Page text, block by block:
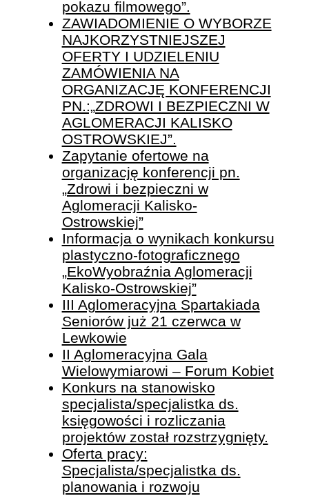
pokazu filmowego”.
ZAWIADOMIENIE O WYBORZE
NAJKORZYSTNIEJSZEJ
OFERTY I UDZIELENIU
ZAMÓWIENIA NA
ORGANIZACJĘ KONFERENCJI
PN.:„ZDROWI I BEZPIECZNI W
AGLOMERACJI KALISKO
OSTROWSKIEJ”.
Zapytanie ofertowe na
organizację konferencji pn.
„Zdrowi i bezpieczni w
Aglomeracji Kalisko-
Ostrowskiej”
Informacja o wynikach konkursu
plastyczno-fotograficznego
„EkoWyobraźnia Aglomeracji
Kalisko-Ostrowskiej”
III Aglomeracyjna Spartakiada
Seniorów już 21 czerwca w
Lewkowie
II Aglomeracyjna Gala
Wielowymiarowi – Forum Kobiet
Konkurs na stanowisko
specjalista/specjalistka ds.
księgowości i rozliczania
projektów został rozstrzygnięty.
Oferta pracy:
Specjalista/specjalistka ds.
planowania i rozwoju